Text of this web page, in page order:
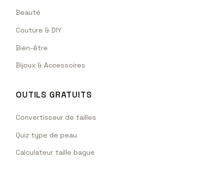
Beauté
Couture & DIY
Bien-être
Bijoux & Accessoires
OUTILS GRATUITS
Convertisseur de tailles
Quiz type de peau
Calculateur taille bague